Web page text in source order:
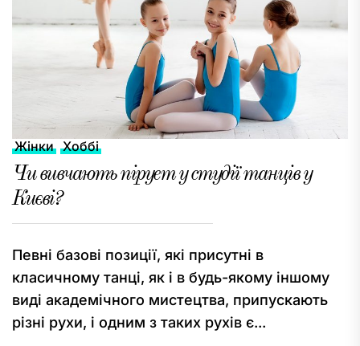
Жінки Хоббі
Чи вивчають пірует у студії танців у
Києві?
Певні базові позиції, які присутні в
класичному танці, як і в будь-якому іншому
виді академічного мистецтва, припускають
різні рухи, і одним з таких рухів є...